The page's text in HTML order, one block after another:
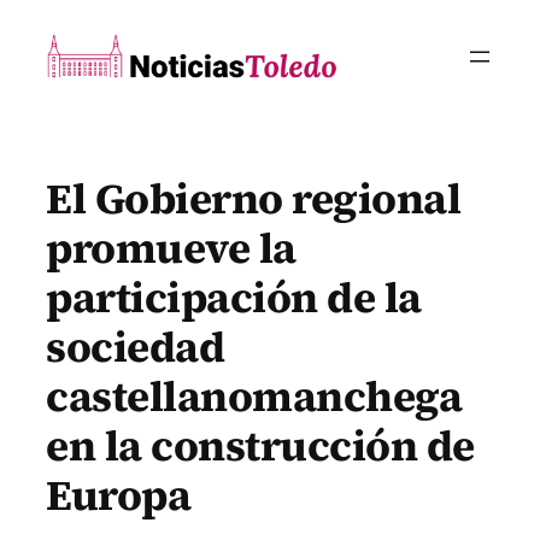
contenido
El Gobierno regional
promueve la
participación de la
sociedad
castellanomanchega
en la construcción de
Europa